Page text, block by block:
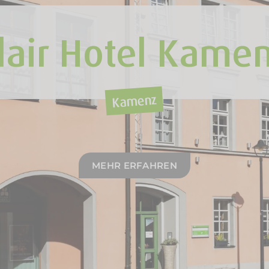
Hotel
Kamenz
MEHR ERFAHREN